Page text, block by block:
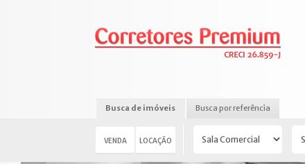
Busca de imóveis Busca por referência
VENDA LOCAÇÃO